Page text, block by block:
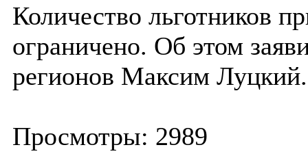
Количество льготников
ограничено. Об этом
регионов Максим Луцкий.
Просмотры: 2989